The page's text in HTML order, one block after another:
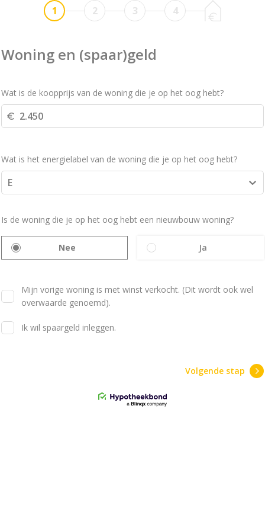
1 2 3 4
Woning en (spaar)geld
Wat is de koopprijs van de woning die je op het oog hebt?
Wat is het energielabel van de woning die je op het oog hebt?
E
Is de woning die je op het oog hebt een nieuwbouw woning?
Nee Ja
Mijn vorige woning is met winst verkocht. (Dit wordt ook wel
overwaarde genoemd).
Ik wil spaargeld inleggen.
Volgende stap